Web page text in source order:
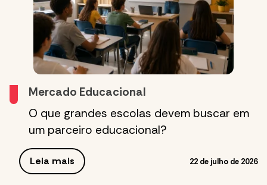
Mercado Educacional
O que grandes escolas devem buscar em
um parceiro educacional?
Leia mais 22 de julho de 2026